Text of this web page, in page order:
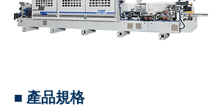
■ 產品規格